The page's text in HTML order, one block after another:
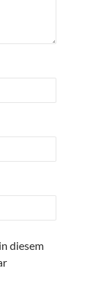
diesem